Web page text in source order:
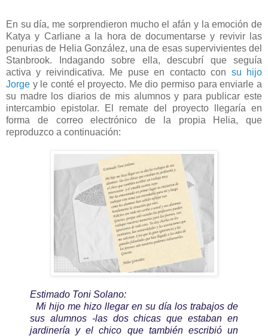
En su día, me sorprendieron mucho el afán y la emoción de
Katya y Carliane a la hora de documentarse y revivir las
penurias de Helia González, una de esas supervivientes del
Stanbrook. Indagando sobre ella, descubrí que seguía
activa y reivindicativa. Me puse en contacto con su hijo
Jorge y le conté el proyecto. Me dio permiso para enviarle a
su madre los diarios de mis alumnos y para publicar este
intercambio epistolar. El remate del proyecto llegaría en
forma de correo electrónico de la propia Helia, que
reproduzco a continuación:
Estimado Toni Solano:
Mi hijo me hizo llegar en su día los trabajos de
sus alumnos -las dos chicas que estaban en
jardinería y el chico que también escribió un